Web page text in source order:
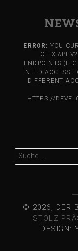
ERROR: YOU
OF X API
ENDPOINTS
NEED ACCESS
DIFFERENT
HTTPS://
© 2026, DER
STOLZ
DESIGN: